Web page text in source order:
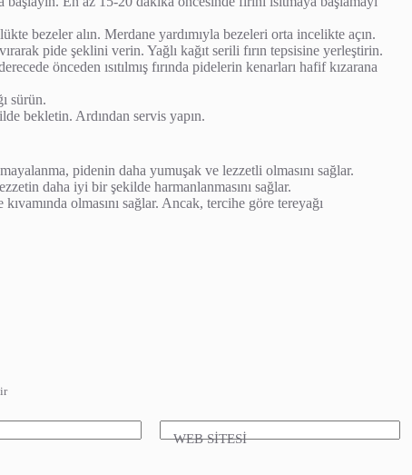
bezeler alın. Merdane yardımıyla bezeleri orta incelikte açın.
pide şeklini verin. Yağlı kağıt serili fırın tepsisine yerleştirin.
önceden ısıtılmış fırında pidelerin kenarları hafif kızarana
sürün.
bekletin. Ardından servis yapın.
pidenin daha yumuşak ve lezzetli olmasını sağlar.
daha iyi bir şekilde harmanlanmasını sağlar.
olmasını sağlar. Ancak, tercihe göre tereyağı
WEB SİTESİ